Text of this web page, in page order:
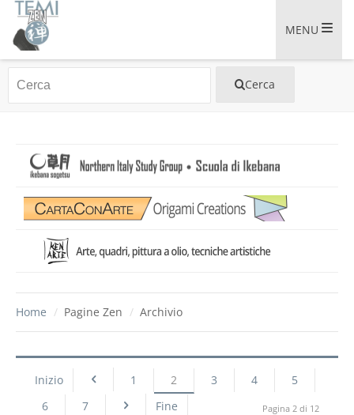
MENU
Home / Pagine Zen / Archivio
Inizio 1 2 3 4
5
6
7 Fine Pagina 2 di 12